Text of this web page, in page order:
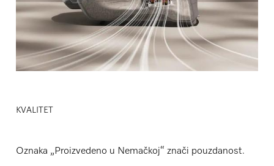
KVALITET
Oznaka „Proizvedeno u Nemačkoj“ znači pouzdanost.